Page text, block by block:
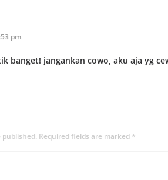
pm
banget! jangankan cowo, aku aja yg
Required fields are marked*